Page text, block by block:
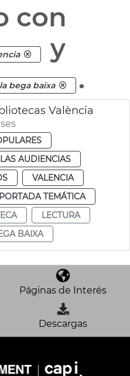
con
y
la bega baixa .
València
AUDIENCIAS
VALENCIA
TEMÁTICA
LECTURA
BAIXA
Páginas de Interés
Descargas